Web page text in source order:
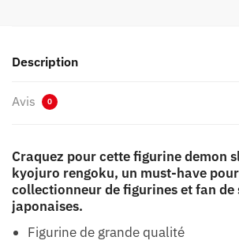
Description
Avis 0
Craquez pour cette figurine demon
kyojuro rengoku, un must-have
collectionneur de figurines et fan de
japonaises.
Figurine de grande qualité